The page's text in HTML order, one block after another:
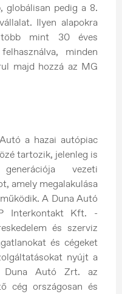
globálisan pedig a 8.
Ilyen alapokra
mint 30 éves
minden
majd hozzá az MG
a hazai autópiac
tartozik, jelenleg is
vezeti
amely megalakulása
A Duna Autó
Interkontakt Kft. -
és szerviz
és cégeket
nyújt a
Duna Autó Zrt. az
cég országosan és